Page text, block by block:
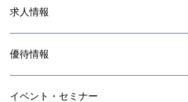
求人情報
優待情報
イベント・セミナー